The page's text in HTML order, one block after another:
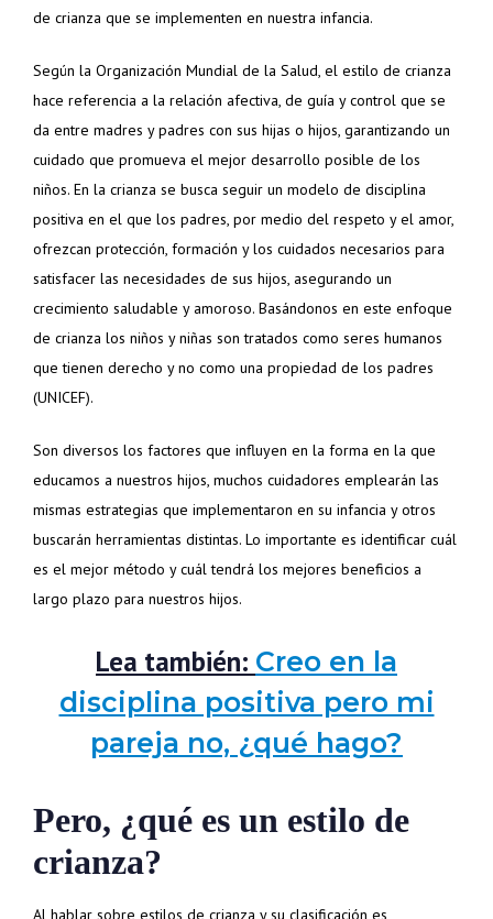
de crianza que se implementen en nuestra infancia.
Según la Organización Mundial de la Salud, el estilo de crianza
hace referencia a la relación afectiva, de guía y control que se
da entre madres y padres con sus hijas o hijos, garantizando un
cuidado que promueva el mejor desarrollo posible de los
niños. En la crianza se busca seguir un modelo de disciplina
positiva en el que los padres, por medio del respeto y el amor,
ofrezcan protección, formación y los cuidados necesarios para
satisfacer las necesidades de sus hijos, asegurando un
crecimiento saludable y amoroso. Basándonos en este enfoque
de crianza los niños y niñas son tratados como seres humanos
que tienen derecho y no como una propiedad de los padres
(UNICEF).
Son diversos los factores que influyen en la forma en la que
educamos a nuestros hijos, muchos cuidadores emplearán las
mismas estrategias que implementaron en su infancia y otros
buscarán herramientas distintas. Lo importante es identificar cuál
es el mejor método y cuál tendrá los mejores beneficios a
largo plazo para nuestros hijos.
Lea también: Creo en la
disciplina positiva pero mi
pareja no, ¿qué hago?
Pero, ¿qué es un estilo de
crianza?